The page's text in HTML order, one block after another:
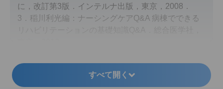
に，改訂第3版．インテルナ出版，東京，2008．
3．稲川利光編：ナーシングケアQ&A 病棟でできる
すべて開く